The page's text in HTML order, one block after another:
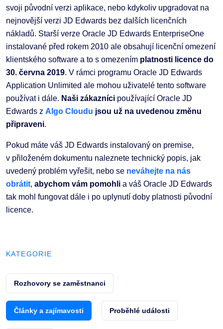
svoji původní verzi aplikace, nebo kdykoliv upgradovat na
nejnovější verzi JD Edwards bez dalších licenčních
nákladů. Starší verze Oracle JD Edwards EnterpriseOne
instalované před rokem 2010 ale obsahují licenční omezení
klientského software a to s omezením platnosti licence do
30. června 2019. V rámci programu Oracle JD Edwards
Application Unlimited ale mohou uživatelé tento software
používat i dále. Naši zákazníci používající Oracle JD
Edwards z Algo Cloudu jsou už na uvedenou změnu
připraveni.
Pokud máte váš JD Edwards instalovaný on premise,
v přiloženém dokumentu naleznete technický popis, jak
uvedený problém vyřešit, nebo se neváhejte na nás
obrátit, abychom vám pomohli a váš Oracle JD Edwards
tak mohl fungovat dále i po uplynutí doby platnosti původní
licence.
KATEGORIE
Rozhovory se zaměstnanci
Články a zajímavosti Proběhlé události